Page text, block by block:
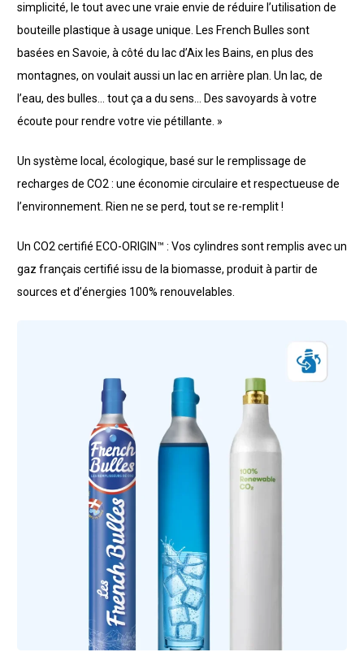
simplicité, le tout avec une vraie envie de réduire l’utilisation de
bouteille plastique à usage unique. Les French Bulles sont
basées en Savoie, à côté du lac d’Aix les Bains, en plus des
montagnes, on voulait aussi un lac en arrière plan. Un lac, de
l’eau, des bulles… tout ça a du sens… Des savoyards à votre
écoute pour rendre votre vie pétillante. »
Un système local, écologique, basé sur le remplissage de
recharges de CO2 : une économie circulaire et respectueuse de
l’environnement. Rien ne se perd, tout se re-remplit !
Un CO2 certifié ECO-ORIGIN™ : Vos cylindres sont remplis avec un
gaz français certifié issu de la biomasse, produit à partir de
sources et d’énergies 100% renouvelables.